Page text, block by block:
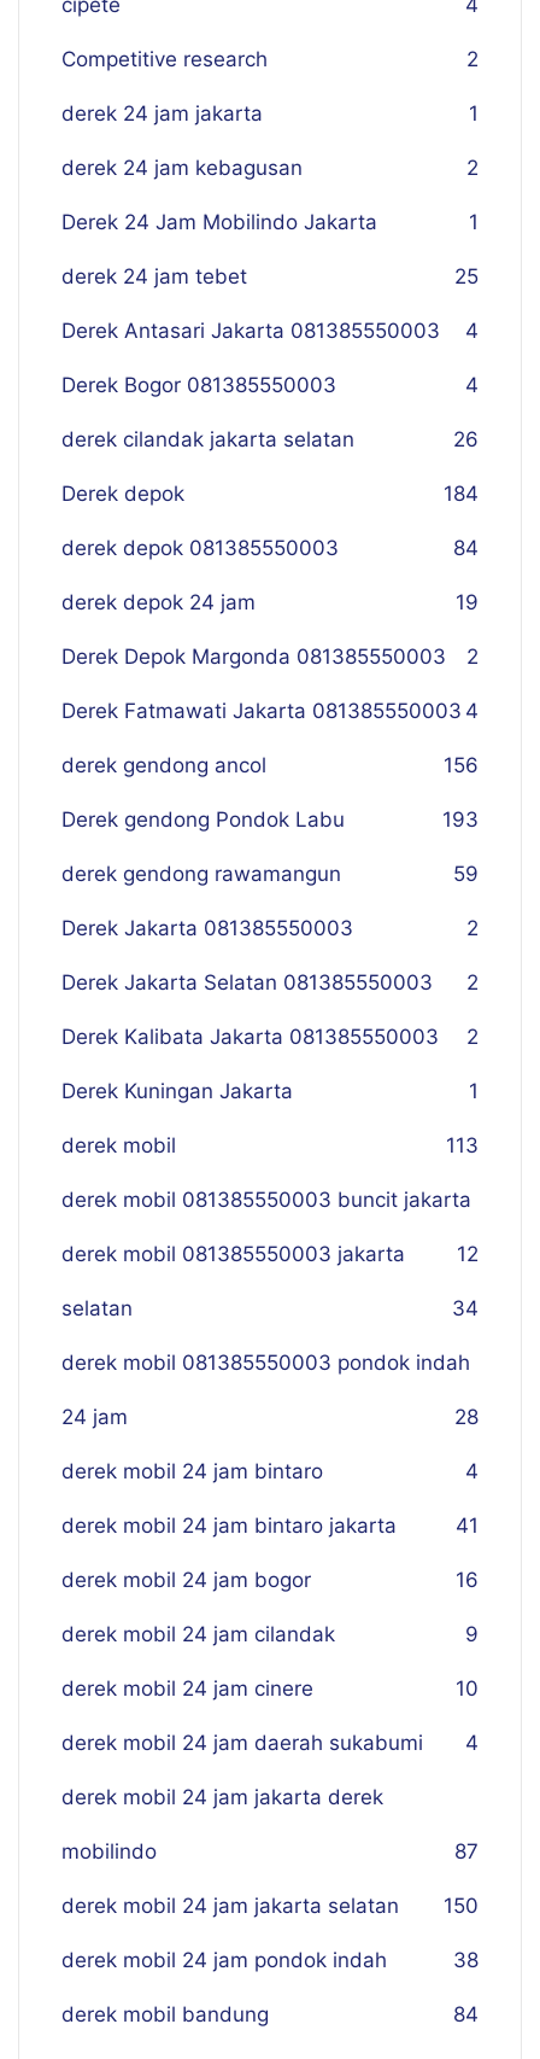
cipete 4
Competitive research 2
derek 24 jam jakarta 1
derek 24 jam kebagusan 2
Derek 24 Jam Mobilindo Jakarta 1
derek 24 jam tebet 25
Derek Antasari Jakarta 081385550003 4
Derek Bogor 081385550003 4
derek cilandak jakarta selatan 26
Derek depok 184
derek depok 081385550003 84
derek depok 24 jam 19
Derek Depok Margonda 081385550003 2
Derek Fatmawati Jakarta 081385550003 4
derek gendong ancol 156
Derek gendong Pondok Labu 193
derek gendong rawamangun 59
Derek Jakarta 081385550003 2
Derek Jakarta Selatan 081385550003 2
Derek Kalibata Jakarta 081385550003 2
Derek Kuningan Jakarta 1
derek mobil 113
derek mobil 081385550003 buncit jakarta
12
derek mobil 081385550003 jakarta
selatan 34
derek mobil 081385550003 pondok indah
24 jam 28
derek mobil 24 jam bintaro 4
derek mobil 24 jam bintaro jakarta 41
derek mobil 24 jam bogor 16
derek mobil 24 jam cilandak 9
derek mobil 24 jam cinere 10
derek mobil 24 jam daerah sukabumi 4
derek mobil 24 jam jakarta derek
mobilindo 87
derek mobil 24 jam jakarta selatan 150
derek mobil 24 jam pondok indah 38
derek mobil bandung 84